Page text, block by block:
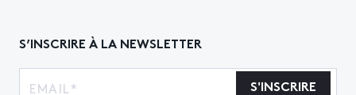
S’INSCRIRE À LA NEWSLETTER
S'INSCRIRE